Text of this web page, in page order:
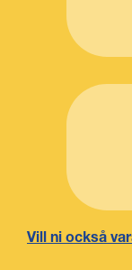
Vill ni också